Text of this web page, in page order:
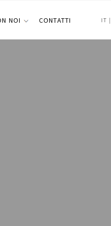
NOI CONTATTI IT |